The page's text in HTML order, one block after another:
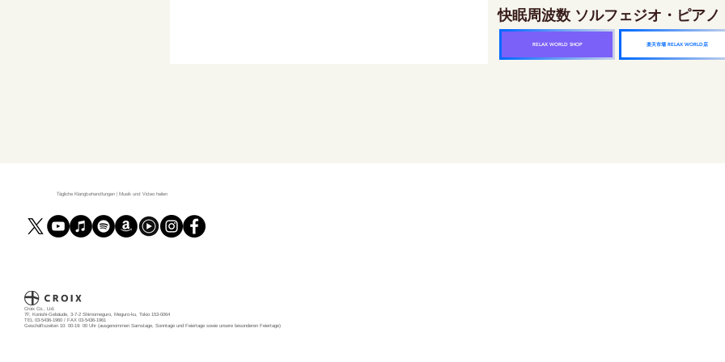
快眠周波数 ソルフェジオ・ピア
RELAX WORLD SHOP 楽天市場 RELAX WORLD店
Tägliche Klangbehandlungen | Musik und Video heilen
Croix Co., Ltd.
7F, Konishi-Gebäude, 3-7-2 Shimomeguro, Meguro-ku, Tokio 153-0064
TEL 03-5436-1960 / FAX 03-5436-1961
Geschäftszeiten 10: 00-19: 00 Uhr (ausgenommen Samstage, Sonntage und Feiertage sowie unsere besonderen Feiertage)